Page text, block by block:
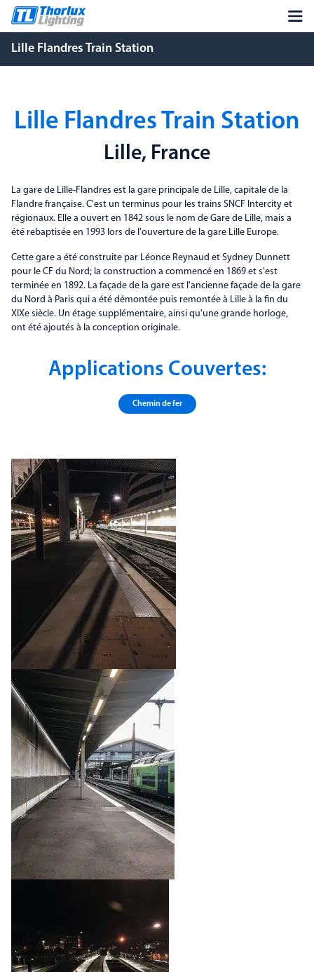
Lille Flandres Train Station
Lille Flandres Train Station
Lille, France
La gare de Lille-Flandres est la gare principale de Lille, capitale de la
Flandre française. C'est un terminus pour les trains SNCF Intercity et
régionaux. Elle a ouvert en 1842 sous le nom de Gare de Lille, mais a
été rebaptisée en 1993 lors de l'ouverture de la gare Lille Europe.
Cette gare a été construite par Léonce Reynaud et Sydney Dunnett
pour le CF du Nord; la construction a commencé en 1869 et s'est
terminée en 1892. La façade de la gare est l'ancienne façade de la gare
du Nord à Paris qui a été démontée puis remontée à Lille à la fin du
XIXe siècle. Un étage supplémentaire, ainsi qu'une grande horloge,
ont été ajoutés à la conception originale.
Applications Couvertes:
Chemin de fer